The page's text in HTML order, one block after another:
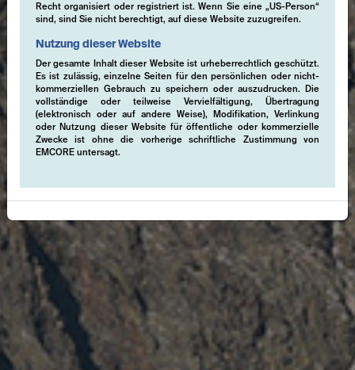
Recht organisiert oder registriert ist. Wenn Sie eine „US-Person“
sind, sind Sie nicht berechtigt, auf diese Website zuzugreifen.
Nutzung dieser Website
Der gesamte Inhalt dieser Website ist urheberrechtlich geschützt.
Es ist zulässig, einzelne Seiten für den persönlichen oder nicht-
kommerziellen Gebrauch zu speichern oder auszudrucken. Die
vollständige oder teilweise Vervielfältigung, Übertragung
(elektronisch oder auf andere Weise), Modifikation, Verlinkung
oder Nutzung dieser Website für öffentliche oder kommerzielle
Zwecke ist ohne die vorherige schriftliche Zustimmung von
EMCORE untersagt.